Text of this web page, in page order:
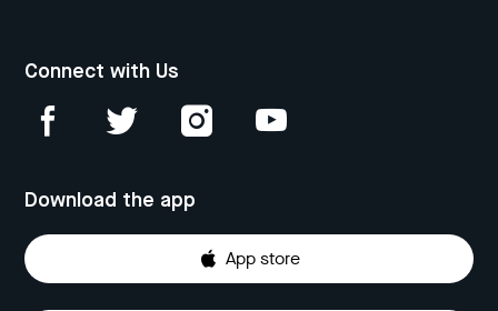
Connect with Us
Download the app
App store